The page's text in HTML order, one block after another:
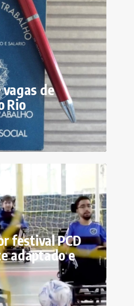
de
Rio
festival PCD
adaptado e